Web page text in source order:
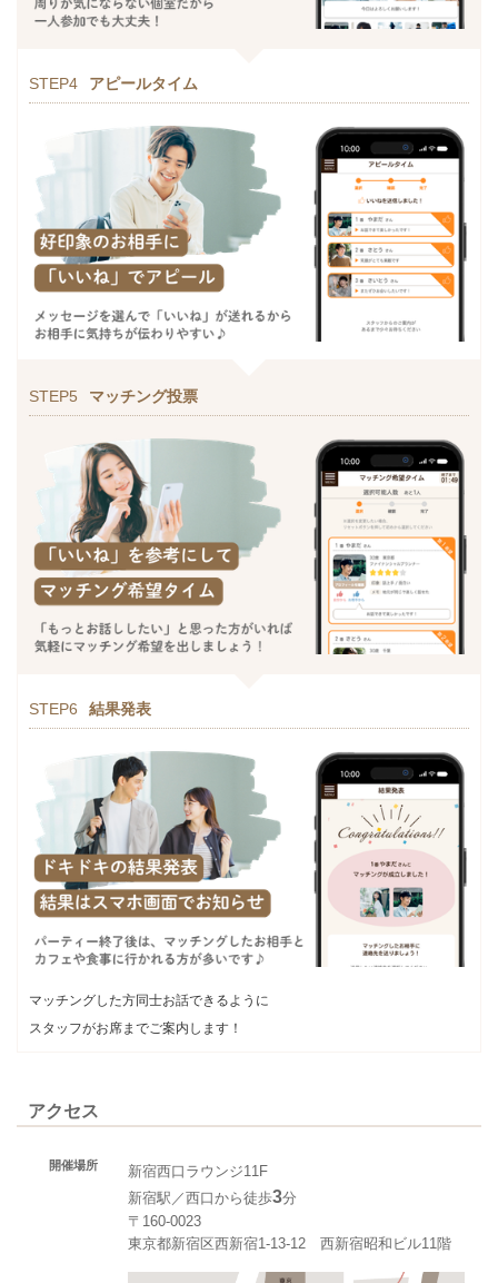
STEP4 アピールタイム
STEP5 マッチング投票
STEP6 結果発表
マッチングした方同士お話できるように
スタッフがお席までご案内します！
アクセス
開催場所
新宿西口ラウンジ11F
新宿駅／西口から徒歩3分
〒160-0023
東京都新宿区西新宿1-13-12 西新宿昭和ビル11階